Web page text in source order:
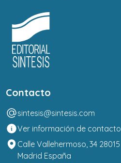
Contacto
sintesis@sintesis.com
Ver información de contacto
Calle Vallehermoso, 34 28015
Madrid España